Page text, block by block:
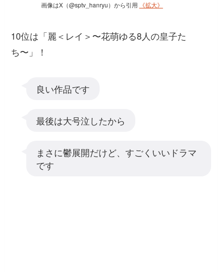
画像はX（@sptv_hanryu）から引用 《拡大》
10位は「麗＜レイ＞〜花萌ゆる8人の皇子た
ち〜」！
良い作品です
最後は大号泣したから
まさに鬱展開だけど、すごくいいドラマ
です